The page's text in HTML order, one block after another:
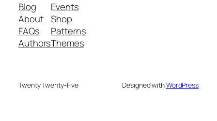
Blog
About
FAQs
Authors
Events
Shop
Patterns
Themes
Twenty Twenty-Five Designed withWordPress